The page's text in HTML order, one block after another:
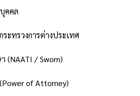
คคล
ะทรวงการต่างประเทศ
(NAATI / Sworn)
of Attorney)